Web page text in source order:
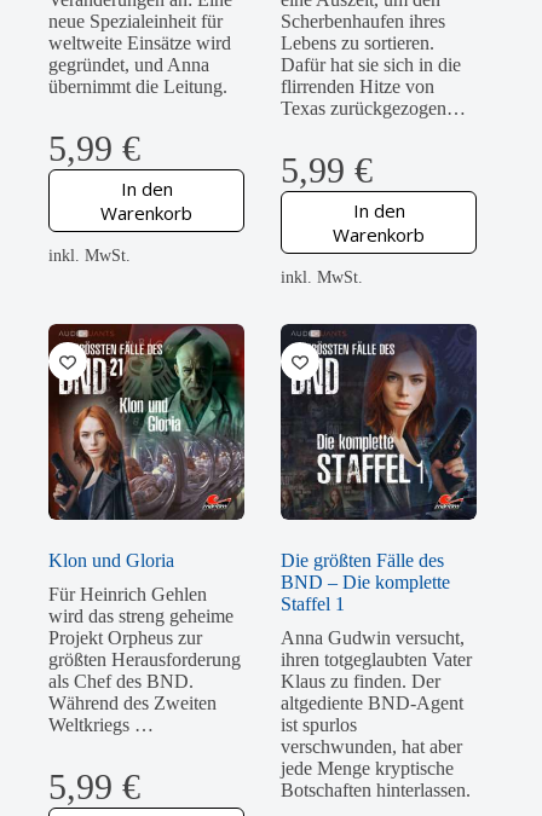
neue Spezialeinheit für
weltweite Einsätze wird
gegründet, und Anna
übernimmt die Leitung.
5,99 €
In den
Warenkorb
inkl. MwSt.
Scherbenhaufen ihres
Lebens zu sortieren.
Dafür hat sie sich in die
flirrenden Hitze von
Texas zurückgezogen…
5,99€
In den
Warenkorb
inkl. MwSt.
Klon und Gloria
Für Heinrich Gehlen
wird das streng geheime
Projekt Orpheus zur
größten Herausforderung
als Chef des BND.
Während des Zweiten
Weltkriegs …
5,99 €
Die größten Fälle des
BND – Die komplette
Staffel 1
Anna Gudwin versucht,
ihren totgeglaubten Vater
Klaus zu finden. Der
altgediente BND-Agent
ist spurlos
verschwunden, hat aber
jede Menge kryptische
Botschaften hinterlassen.